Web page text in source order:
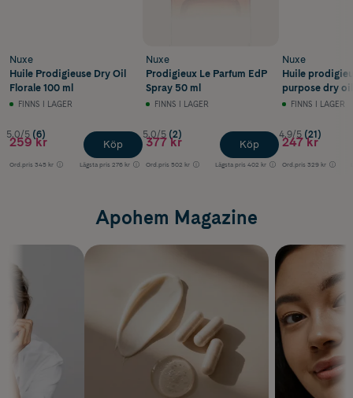
Nuxe
Huile Prodigieuse Dry Oil
Florale 100 ml
FINNS I LAGER
5.0/5 (6)
259 kr
Ord.pris 345 kr Lägsta pris 276 kr
Köp
Nuxe
Prodigieux Le Parfum EdP
Spray 50 ml
FINNS I LAGER
5.0/5 (2)
377 kr
Ord.pris 502 kr Lägsta pris 402 kr
Köp
Nuxe
Huile
purpose dry
FINNS I LAGER
4.9/5 (21)
247 kr
Ord.pris 329 kr
Apohem Magazine